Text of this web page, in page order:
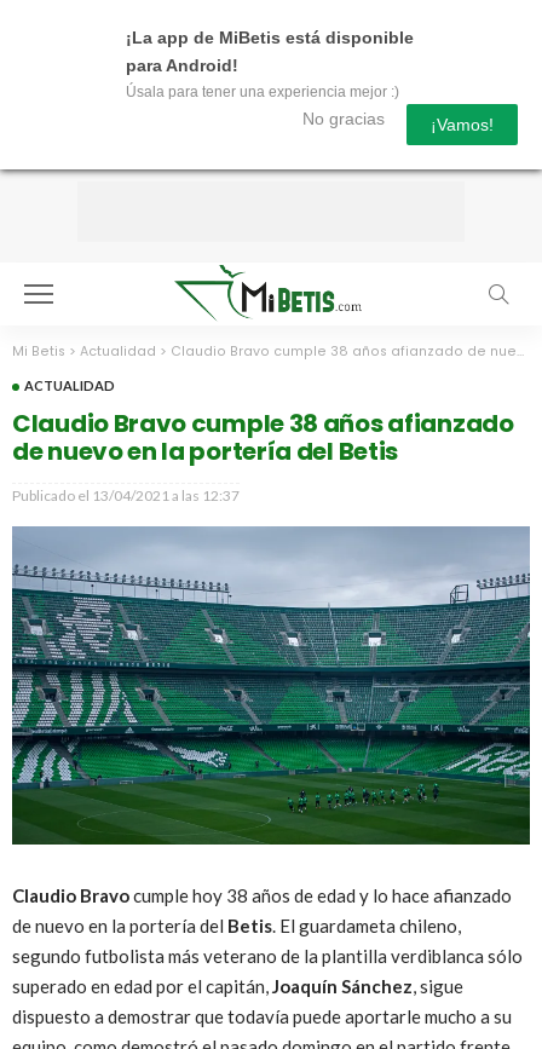
¡La app de MiBetis está disponible
para Android!
Úsala para tener una experiencia mejor :)
No gracias ¡Vamos!
Mi Betis > Actualidad > Claudio Bravo cumple 38 años afianzado de nuevo en la portería del Betis
ACTUALIDAD
Claudio Bravo cumple 38 años afianzado
de nuevo en la portería del Betis
Publicado el 13/04/2021 a las 12:37
Claudio Bravocumple hoy 38 años de edad y lo hace afianzado
de nuevo en la portería del Betis . El guardameta chileno,
segundo futbolista más veterano de la plantilla verdiblanca sólo
superado en edad por el capitán, Joaquín Sánchez , sigue
dispuesto a demostrar que todavía puede aportarle mucho a su